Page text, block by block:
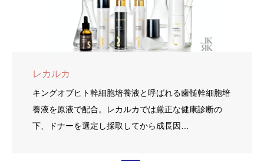
レカルカ
キングオブヒト幹細胞培養液と呼ばれる歯髄幹細胞培
養液を原液で配合。レカルカでは厳正な健康診断の
下、ドナーを選定し採取してから成長因…